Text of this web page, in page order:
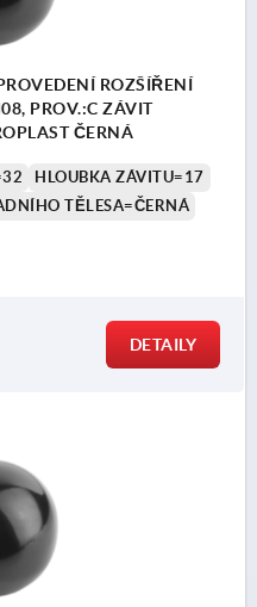
ROZŠÍŘENÍ
PROV.:C ZÁVIT
ČERNÁ
HLOUBKA ZÁVITU=17
TĚLESA=ČERNÁ
DETAILY